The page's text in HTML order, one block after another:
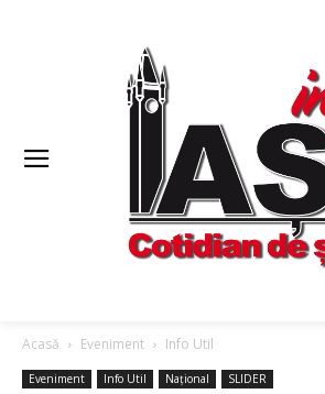
Acasă Eveniment Info Util
Eveniment Info Util Național SLIDER